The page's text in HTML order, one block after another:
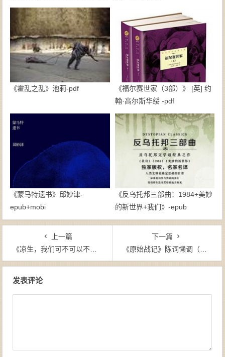
《霍乱之乱》池莉-pdf
《福尔赛世家（3部）》 [英] 约
翰·高尔斯华绥 -pdf
《蒙马特遗书》邱妙津-
epub+mobi
《反乌托邦三部曲：1984+美妙
的新世界+我们》-epub
上一篇
《凉生，我们可不可以不忧伤（套装共5册）》百度云盘 乐小米（作者）-epub+mobi+azw3
下一篇
《原始战记》陈词懒调（作者）-epub+mobi
发表评论